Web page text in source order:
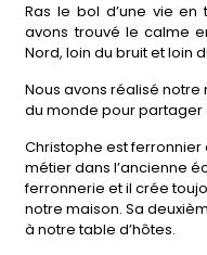
Ras le bol d’une vie en
avons trouvé le calme
Nord, loin du bruit et loin
Nous avons réalisé notre
du monde pour partager
Christophe est ferronnier
métier dans l’ancienne
ferronnerie et il crée
notre maison. Sa
à notre table d’hôtes.